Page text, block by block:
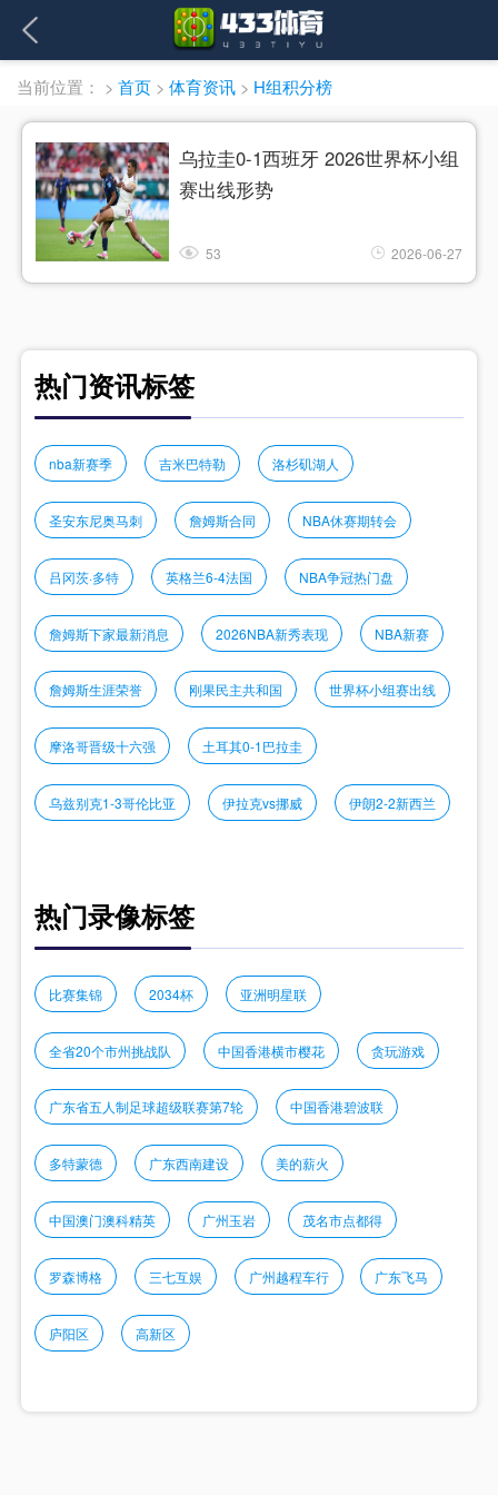
当前位置： > 首页 > 体育资讯 > H组积分榜
乌拉圭0-1西班牙 2026世界杯小组
赛出线形势
53 2026-06-27
热门资讯标签
nba新赛季 吉米巴特勒 洛杉矶湖人
圣安东尼奥马刺 詹姆斯合同 NBA休赛期转会
吕冈茨·多特 英格兰6-4法国 NBA争冠热门盘
詹姆斯下家最新消息 2026NBA新秀表现 NBA新赛
詹姆斯生涯荣誉 刚果民主共和国 世界杯小组赛出线
摩洛哥晋级十六强 土耳其0-1巴拉圭
乌兹别克1-3哥伦比亚 伊拉克vs挪威 伊朗2-2新西兰
热门录像标签
比赛集锦 2034杯 亚洲明星联
全省20个市州挑战队 中国香港横市樱花 贪玩游戏
广东省五人制足球超级联赛第7轮 中国香港碧波联
多特蒙德 广东西南建设 美的薪火
中国澳门澳科精英 广州玉岩 茂名市点都得
罗森博格 三七互娱 广州越程车行 广东飞马
庐阳区 高新区